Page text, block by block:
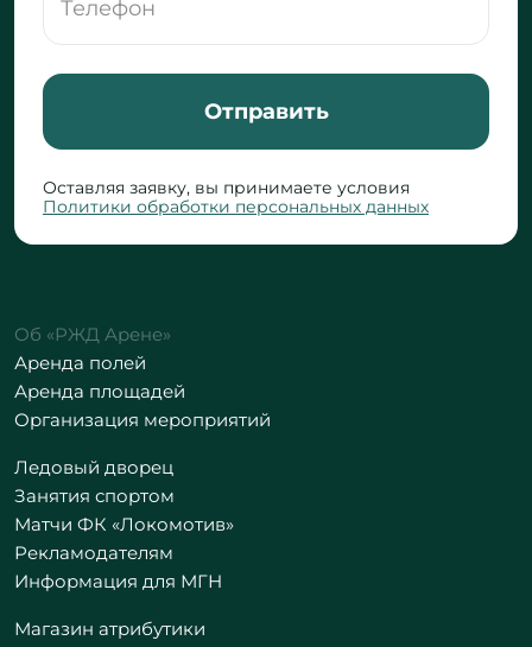
Отправить
Оставляя заявку, вы принимаете условия
Политики обработки персональных данных
Об «РЖД Арене»
Аренда полей
Аренда площадей
Организация мероприятий
Ледовый дворец
Занятия спортом
Матчи ФК «Локомотив»
Рекламодателям
Информация для МГН
Магазин атрибутики